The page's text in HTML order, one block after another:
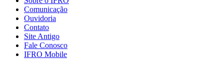
Comunicação
Ouvidoria
Contato
Site Antigo
Fale Conosco
IFRO Mobile